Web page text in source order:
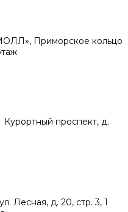
Приморское кольцо
проспект, д.
д. 20, стр. 3, 1